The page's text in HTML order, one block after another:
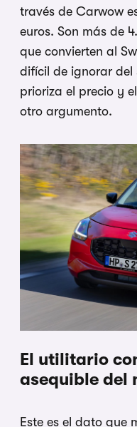
través de Carwow
euros. Son más de
que convierten al
difícil de ignorar del
prioriza el precio y
otro argumento.
El utilitario
asequible del
Este es el dato que